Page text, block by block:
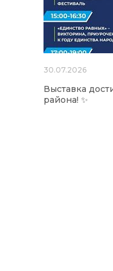
30.07.2026
Выставка
района! ✨